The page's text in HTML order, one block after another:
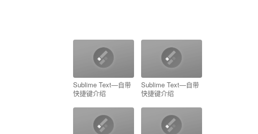
Sublime Text—自带
快捷键介绍
Sublime Text—自带
快捷键介绍